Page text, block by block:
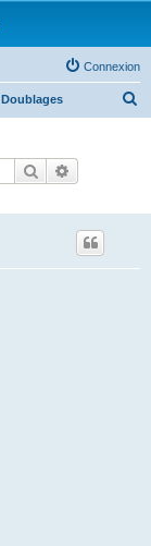
Connexion
Doublages
Rechercher